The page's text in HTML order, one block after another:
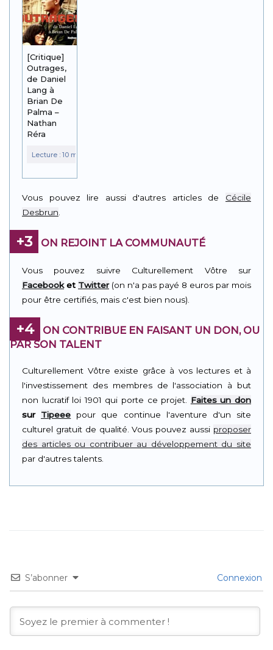
[Critique]
Outrages,
de Daniel
Lang à
Brian De
Palma –
Nathan
Réra
Vous pouvez lire aussi d'autres articles de Cécile
Desbrun
+3 ON REJOINT LA COMMUNAUTÉ
Vous pouvez suivre Culturellement Vôtre sur
Facebooket Twitter(on n'a pas payé 8 euros par mois
pour être certifiés, mais c'est bien nous).
+4
ON CONTRIBUE EN FAISANT UN DON, OU
PAR SON TALENT
Culturellement Vôtre existe grâce à vos lectures et à
l'investissement des membres de l'association à but
non lucratif loi 1901 qui porte ce projet. Faites un don
sur Tipeee pour que continue l'aventure d'un site
culturel gratuit de qualité. Vous pouvez aussi proposer
des articles ou contribuer au développement du site
par d'autres talents.
S’abonner Connexion